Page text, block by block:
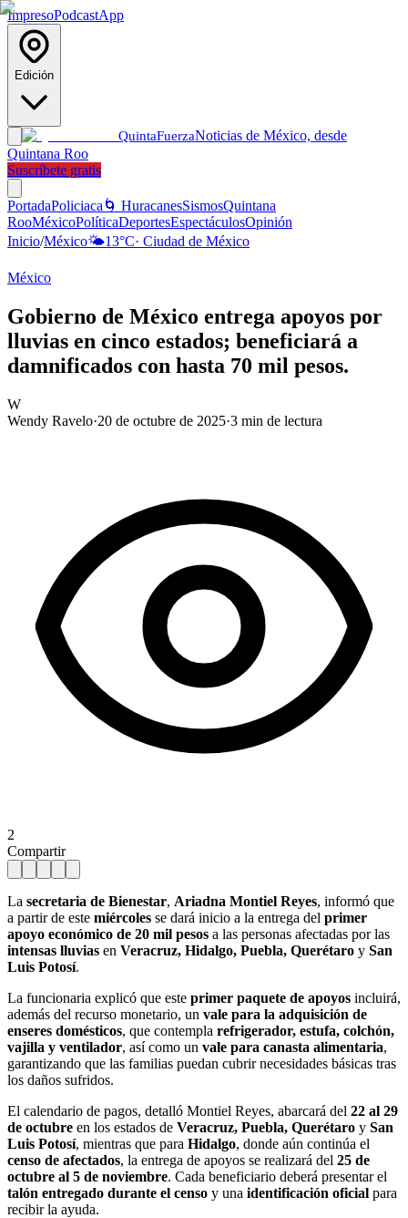
ImpresoPodcastApp
Edición
QuintaFuerzaNoticias de México, desde
Quintana Roo
Suscríbete gratis
PortadaPoliciaca 🌀 HuracanesSismosQuintana
RooMéxicoPolíticaDeportesEspectáculosOpinión
Inicio/México🌤️13°C· Ciudad de México
México
Gobierno de México entrega apoyos por
lluvias en cinco estados; beneficiará a
damnificados con hasta 70 mil pesos.
W
Wendy Ravelo·20 de octubre de 2025·3 min de lectura
2
Compartir
La secretaria de Bienestar, Ariadna Montiel Reyes, informó que
a partir de este miércoles se dará inicio a la entrega del primer
apoyo económico de 20 mil pesos a las personas afectadas por las
intensas lluvias en Veracruz, Hidalgo, Puebla, Querétaro y San
Luis Potosí.
La funcionaria explicó que este primer paquete de apoyos incluirá,
además del recurso monetario, un vale para la adquisición de
enseres domésticos, que contempla refrigerador, estufa, colchón,
vajilla y ventilador, así como un vale para canasta alimentaria,
garantizando que las familias puedan cubrir necesidades básicas tras
los daños sufridos.
El calendario de pagos, detalló Montiel Reyes, abarcará del 22 al 29
de octubre en los estados de Veracruz, Puebla, Querétaro y San
Luis Potosí, mientras que para Hidalgo, donde aún continúa el
censo de afectados, la entrega de apoyos se realizará del 25 de
octubre al 5 de noviembre. Cada beneficiario deberá presentar el
talón entregado durante el censo y una identificación oficial para
recibir la ayuda.